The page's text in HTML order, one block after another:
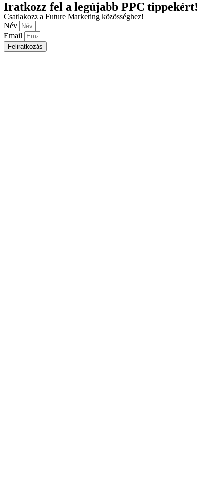
Iratkozz fel a legújabb PPC tippekért!
Csatlakozz a Future Marketing közösséghez!
Név
Email
Feliratkozás